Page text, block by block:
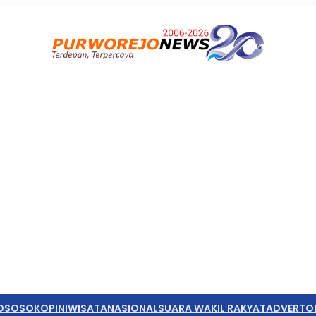
SOSOKOPINIWISATANASIONALSUARA WAKIL RAKYAT